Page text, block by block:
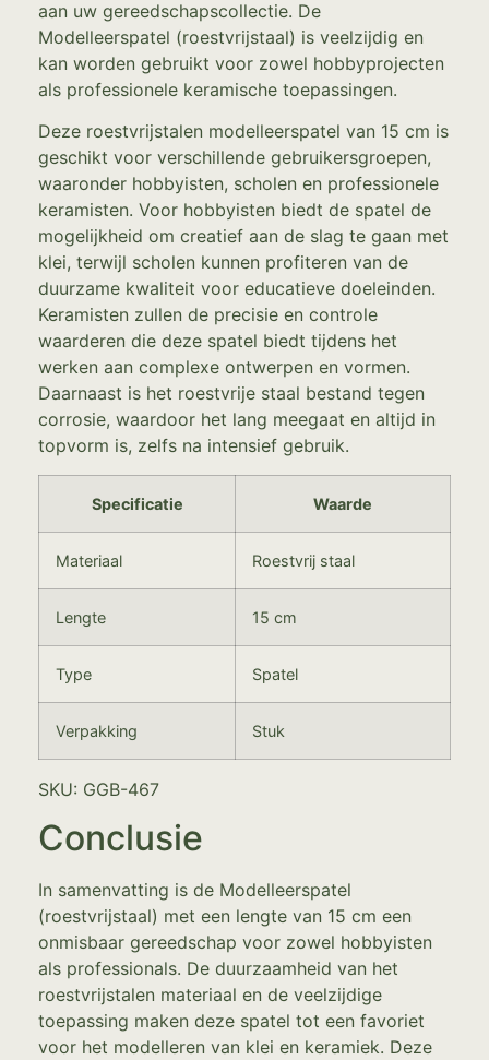
aan uw gereedschapscollectie. De
Modelleerspatel (roestvrijstaal) is veelzijdig en
kan worden gebruikt voor zowel hobbyprojecten
als professionele keramische toepassingen.
Deze roestvrijstalen modelleerspatel van 15 cm is
geschikt voor verschillende gebruikersgroepen,
waaronder hobbyisten, scholen en professionele
keramisten. Voor hobbyisten biedt de spatel de
mogelijkheid om creatief aan de slag te gaan met
klei, terwijl scholen kunnen profiteren van de
duurzame kwaliteit voor educatieve doeleinden.
Keramisten zullen de precisie en controle
waarderen die deze spatel biedt tijdens het
werken aan complexe ontwerpen en vormen.
Daarnaast is het roestvrije staal bestand tegen
corrosie, waardoor het lang meegaat en altijd in
topvorm is, zelfs na intensief gebruik.
Specificatie Waarde
Materiaal Roestvrij staal
Lengte 15 cm
Type Spatel
Verpakking Stuk
SKU: GGB-467
Conclusie
In samenvatting is de Modelleerspatel
(roestvrijstaal) met een lengte van 15 cm een
onmisbaar gereedschap voor zowel hobbyisten
als professionals. De duurzaamheid van het
roestvrijstalen materiaal en de veelzijdige
toepassing maken deze spatel tot een favoriet
voor het modelleren van klei en keramiek. Deze